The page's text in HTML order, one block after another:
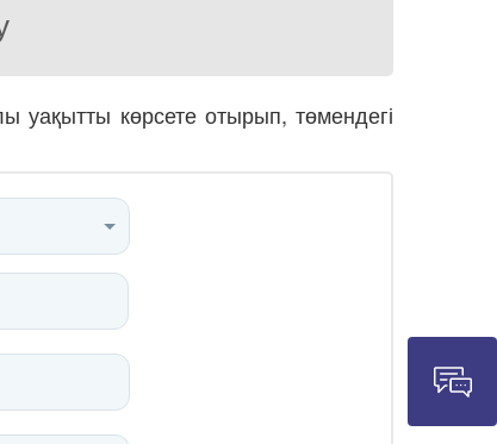
уақытты көрсете отырып, төмендегі